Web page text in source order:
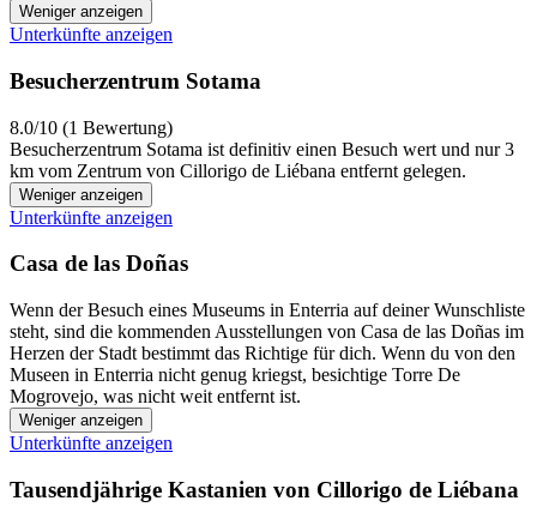
Weniger anzeigen
Unterkünfte anzeigen
Besucherzentrum Sotama
8.0/10 (1 Bewertung)
Besucherzentrum Sotama ist definitiv einen Besuch wert und nur 3
km vom Zentrum von Cillorigo de Liébana entfernt gelegen.
Weniger anzeigen
Unterkünfte anzeigen
Casa de las Doñas
Wenn der Besuch eines Museums in Enterria auf deiner Wunschliste
steht, sind die kommenden Ausstellungen von Casa de las Doñas im
Herzen der Stadt bestimmt das Richtige für dich. Wenn du von den
Museen in Enterria nicht genug kriegst, besichtige Torre De
Mogrovejo, was nicht weit entfernt ist.
Weniger anzeigen
Unterkünfte anzeigen
Tausendjährige Kastanien von Cillorigo de Liébana